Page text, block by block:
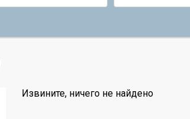
Извините, ничего не найдено